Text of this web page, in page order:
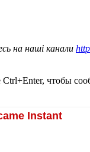
на наші канали
чтобы